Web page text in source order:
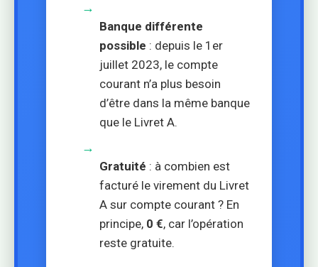
→
Banque différente
possible : depuis le 1er
juillet 2023, le compte
courant n’a plus besoin
d’être dans la même banque
que le Livret A.
→
Gratuité : à combien est
facturé le virement du Livret
A sur compte courant ? En
principe, 0 €, car l’opération
reste gratuite.